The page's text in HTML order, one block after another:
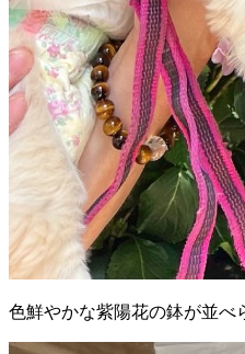
色鮮やかな紫陽花の鉢が並べ